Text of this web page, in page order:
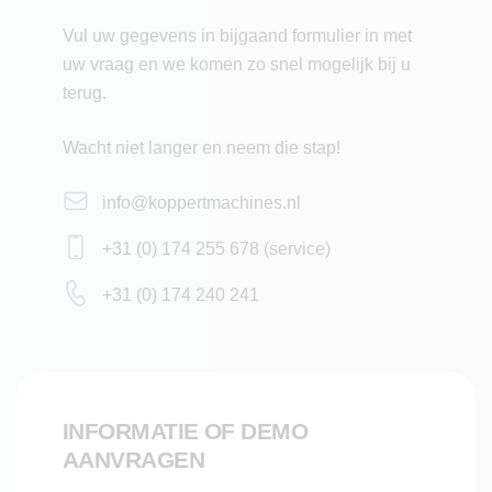
Resultaat
consistent zaaiproces. De zaden vallen precies in de door
zorgvuldig toegedekt, wat optimale kiemomstandigheden
creëert. Hierdoor groeit de teelt uniform op, is beter
machine verhoogt de efficiëntie van het zaaien aanzienlijk,
Aandrijving: getrokken door tractor
Vul uw gegevens in bijgaand formulier in met
uw vraag en we komen zo snel mogelijk bij u
terug.
Wacht niet langer en neem die stap!
info@koppertmachines.nl
+31 (0) 174 255 678 (service)
+31 (0) 174 240 241
INFORMATIE OF DEMO
AANVRAGEN